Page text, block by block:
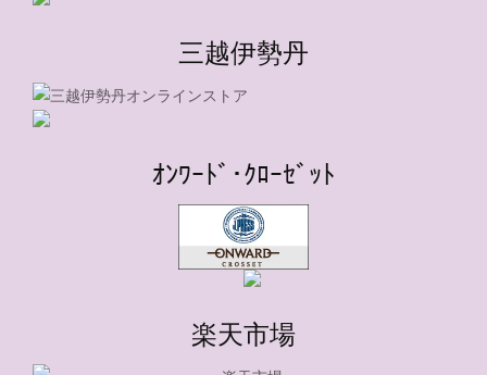
三越伊勢丹
ｵﾝﾜｰﾄﾞ･ｸﾛｰｾﾞｯﾄ
楽天市場